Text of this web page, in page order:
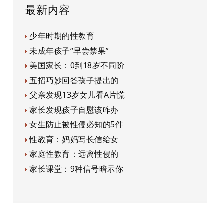
最新内容
少年时期的性教育
未成年孩子“早尝禁果”
美国家长：0到18岁不同阶
五招巧妙回答孩子提出的
父亲发现13岁女儿看A片慌
家长发现孩子自慰该咋办
女生防止被性侵必知的5件
性教育：妈妈写长信给女
家庭性教育：远离性侵的
家长课堂：9种信号暗示你